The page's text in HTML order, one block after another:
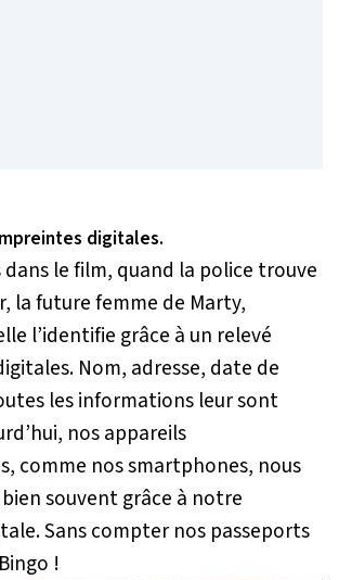
digitales.
dans le film, quand la police trouve
la future femme de Marty,
l’identifie grâce à un relevé
Nom, adresse, date de
les informations leur sont
nos appareils
comme nos smartphones, nous
souvent grâce à notre
Sans compter nos passeports
!